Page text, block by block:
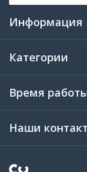
Информация
Категории
Время
Наши